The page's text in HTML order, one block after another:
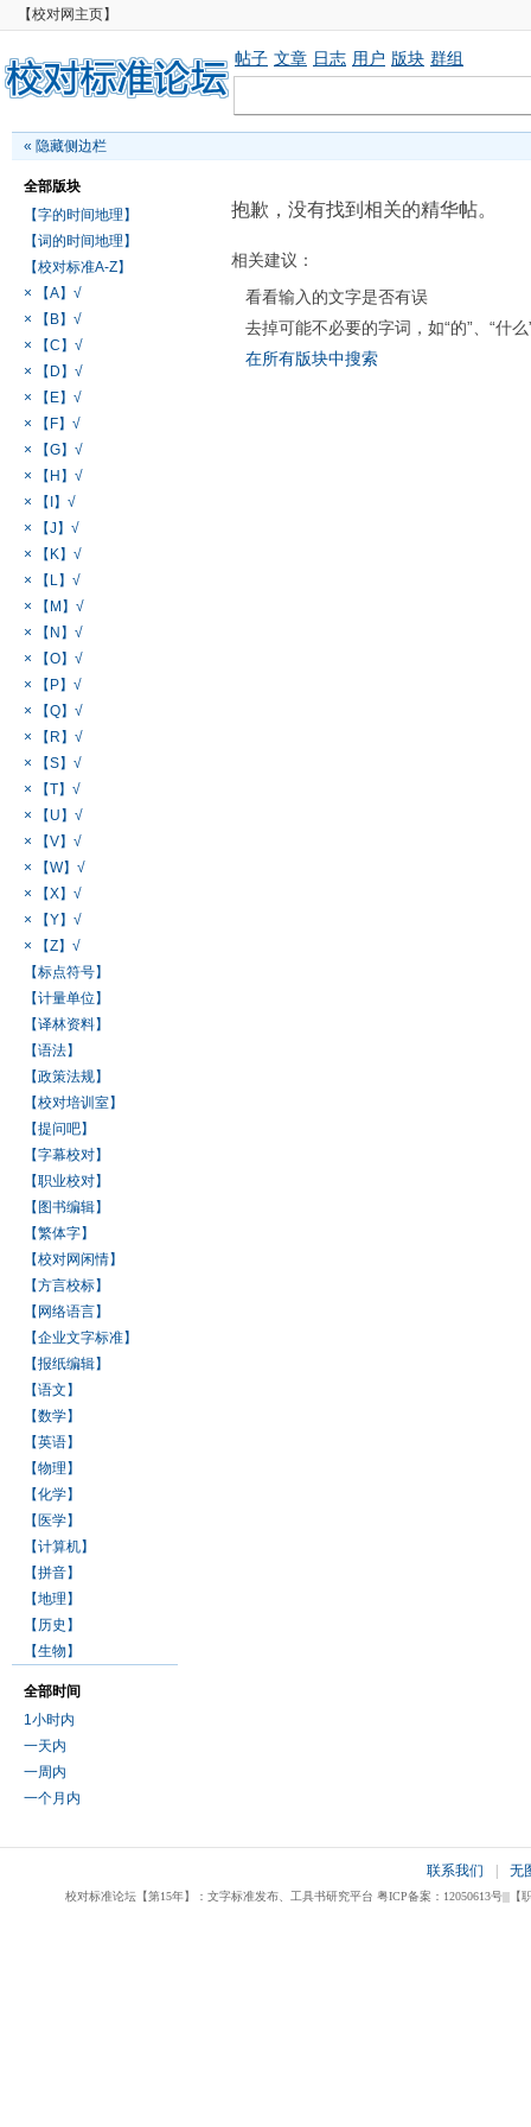
【校对网主页】
帖子 文章 日志 用户 版块 群组
« 隐藏侧边栏
全部版块
【字的时间地理】
【词的时间地理】
【校对标准A-Z】
× 【A】√
× 【B】√
× 【C】√
× 【D】√
× 【E】√
× 【F】√
× 【G】√
× 【H】√
× 【I】√
× 【J】√
× 【K】√
× 【L】√
× 【M】√
× 【N】√
× 【O】√
× 【P】√
× 【Q】√
× 【R】√
× 【S】√
× 【T】√
× 【U】√
× 【V】√
× 【W】√
× 【X】√
× 【Y】√
× 【Z】√
【标点符号】
【计量单位】
【译林资料】
【语法】
【政策法规】
【校对培训室】
【提问吧】
【字幕校对】
【职业校对】
【图书编辑】
【繁体字】
【校对网闲情】
【方言校标】
【网络语言】
【企业文字标准】
【报纸编辑】
【语文】
【数学】
【英语】
【物理】
【化学】
【医学】
【计算机】
【拼音】
【地理】
【历史】
【生物】
全部时间
1小时内
一天内
一周内
一个月内
抱歉，没有找到相关的精华帖。
相关建议：
看看输入的文字是否有误
去掉可能不必要的字词，如“的”、“什么
在所有版块中搜索
联系我们 无
校对标准论坛【第15年】：文字标准发布、工具书研究平台 粤ICP备案：12050613号|||【